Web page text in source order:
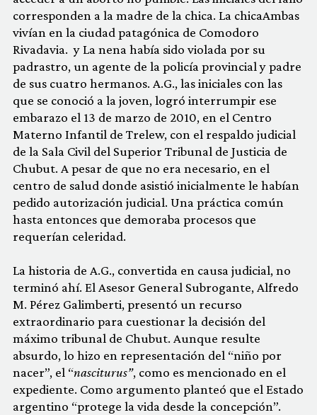
corresponden a la madre de la chica. La chicaAmbas
vivían en la ciudad patagónica de Comodoro
Rivadavia. y La nena había sido violada por su
padrastro, un agente de la policía provincial y padre
de sus cuatro hermanos. A.G., las iniciales con las
que se conoció a la joven, logró interrumpir ese
embarazo el 13 de marzo de 2010, en el Centro
Materno Infantil de Trelew, con el respaldo judicial
de la Sala Civil del Superior Tribunal de Justicia de
Chubut. A pesar de que no era necesario, en el
centro de salud donde asistió inicialmente le habían
pedido autorización judicial. Una práctica común
hasta entonces que demoraba procesos que
requerían celeridad.
La historia de A.G., convertida en causa judicial, no
terminó ahí. El Asesor General Subrogante, Alfredo
M. Pérez Galimberti, presentó un recurso
extraordinario para cuestionar la decisión del
máximo tribunal de Chubut. Aunque resulte
absurdo, lo hizo en representación del “niño por
nacer”, el “nasciturus”, como es mencionado en el
expediente. Como argumento planteó que el Estado
argentino “protege la vida desde la concepción”.